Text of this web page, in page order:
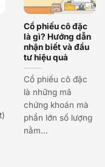
Cổ phiếu cô đặc
là gì? Hướng dẫn
nhận biết và đầu
tư hiệu quả
Cổ phiếu cô đặc
là những mã
chứng khoán mà
phần lớn số lượng
nằm...